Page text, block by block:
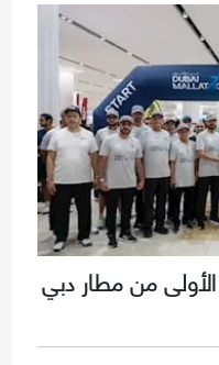
من مطار دبي